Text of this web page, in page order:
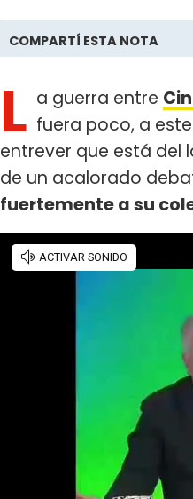
COMPARTÍ ESTA NOTA
L a guerra entre
fuera poco, a
entrever que está del
de un acalorado
fuertemente a su